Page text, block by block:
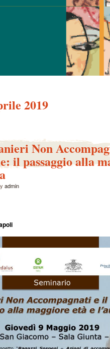
2019
Non
il passaggio alla
admin